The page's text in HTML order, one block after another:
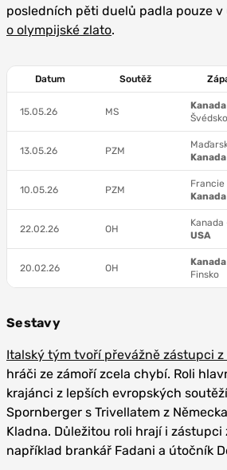
posledních pěti duelů padla pouze v
o olympijské zlato.
Datum Soutěž
15.05.26 MS
Kanada
Švédsko
13.05.26 PZM
Kanada
10.05.26 PZM
Francie
Kanada
22.02.26 OH
Kanada
USA
20.02.26 OH
Kanada
Finsko
Sestavy
Italský tým tvoří převážně zástupci z
hráči ze zámoří zcela chybí. Roli
krajánci z lepších evropských
Spornberger s Trivellatem z
Kladna. Důležitou roli hrají i zástupci
například brankář Fadani a útočník